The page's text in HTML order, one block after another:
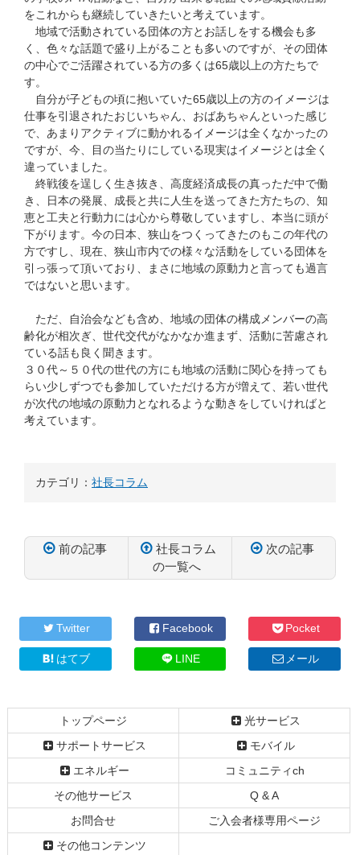
をこれからも継続していきたいと考えています。
地域で活動されている団体の方とお話しをする機会も多
く、色々な話題で盛り上がることも多いのですが、その団体
の中心でご活躍されている方の多くは65歳以上の方たちで
す。
自分が子どもの頃に抱いていた65歳以上の方のイメージは
仕事を引退されたおじいちゃん、おばあちゃんといった感じ
で、あまりアクティブに動かれるイメージは全くなかったの
ですが、今、目の当たりにしている現実はイメージとは全く
違っていました。
終戦後を逞しく生き抜き、高度経済成長の真っただ中で働
き、日本の発展、成長と共に人生を送ってきた方たちの、知
恵と工夫と行動力には心から尊敬していますし、本当に頭が
下がります。今の日本、狭山をつくってきたのもこの年代の
方ですし、現在、狭山市内での様々な活動をしている団体を
引っ張って頂いており、まさに地域の原動力と言っても過言
ではないと思います。
ただ、自治会なども含め、地域の団体の構成メンバーの高
齢化が相次ぎ、世代交代がなかなか進まず、活動に苦慮され
ている話も良く聞きます。
３０代～５０代の世代の方にも地域の活動に関心を持っても
らい少しずつでも参加していただける方が増えて、若い世代
が次代の地域の原動力となれるような動きをしていければと
考えています。
カテゴリ： 社長コラム
前の記事
社長コラム
の一覧へ
次の記事
の
へ
戻
Twitter Facebook Pocket
はてブ LINE メール
トップページ
光サービス
サポートサービス
モバイル
エネルギー
コミュニティch
その他サービス
Q & A
お問合せ
ご入会者様専用ページ
その他コンテンツ